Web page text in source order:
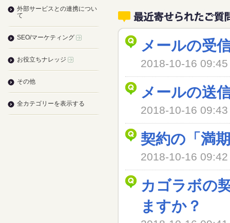
メールの受
2018-10-16
メールの送
2018-10-16
契約の「満
2018-10-16
カゴラボの
ますか？
外部サービスとの連携につい
て
SEO/マーケティング
お役立ちナレッジ
その他
全カテゴリーを表示する